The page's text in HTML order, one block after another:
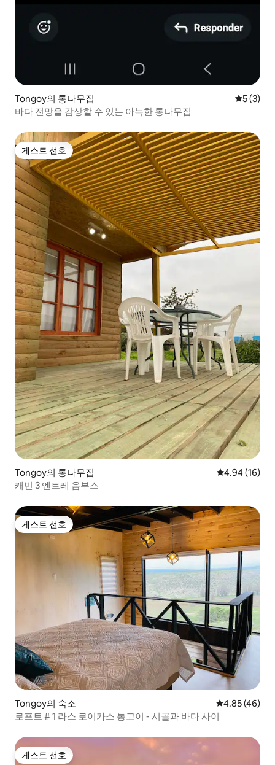
Tongoy의 통나무집 평점 5점
5 (3)
바다 전망을 감상할 수 있는 아늑한 통나무집
게스트 선호
게스트 선호
Tongoy의 통나무집 평점 4.94점(5
4.94 (16)
캐빈 3 엔트레 옴부스
게스트 선호
게스트 선호
Tongoy의 숙소 평점 4.85점(5
4.85 (46)
로프트 # 1 라스 로이카스 통고이 - 시골과 바다 사이
게스트 선호
게스트 선호